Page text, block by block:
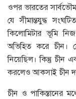
ওপর ভারতের
যে সীমান্তযুদ্ধ
কিলোমিটার ভূমি
অভিহিত করে চীন।
নিয়েছিল। কিন্তু চীন
করলেও আকসাই চীন
চীন ও পাকিস্তানের